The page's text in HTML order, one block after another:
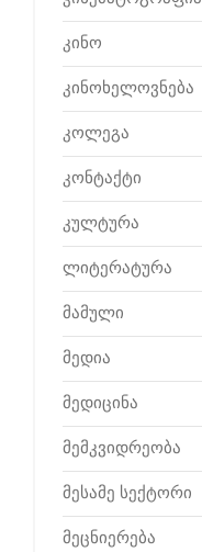
კინო
კინოხელოვნება
კოლეგა
კონტაქტი
კულტურა
ლიტერატურა
მამული
მედია
მედიცინა
მემკვიდრეობა
მესამე სექტორი
მეცნიერება